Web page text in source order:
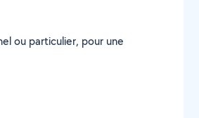
ou particulier, pour une